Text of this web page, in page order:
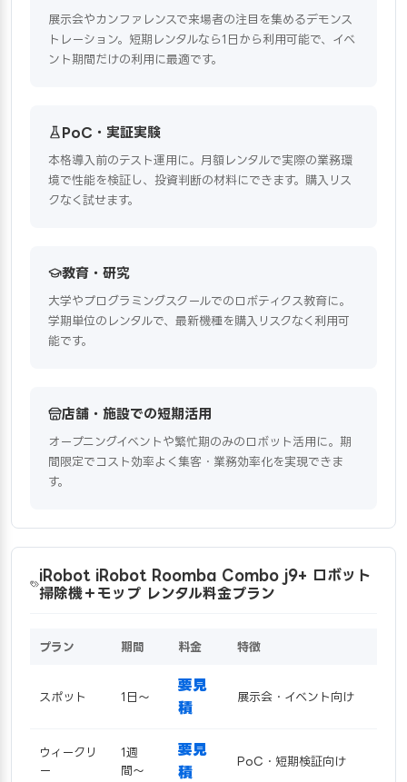
展示会やカンファレンスで来場者の注目を集めるデモンス
トレーション。短期レンタルなら1日から利用可能で、イベ
ント期間だけの利用に最適です。
PoC・実証実験
本格導入前のテスト運用に。月額レンタルで実際の業務環
境で性能を検証し、投資判断の材料にできます。購入リス
クなく試せます。
教育・研究
大学やプログラミングスクールでのロボティクス教育に。
学期単位のレンタルで、最新機種を購入リスクなく利用可
能です。
店舗・施設での短期活用
オープニングイベントや繁忙期のみのロボット活用に。期
間限定でコスト効率よく集客・業務効率化を実現できま
す。
iRobot iRobot Roomba Combo j9+ ロボット
掃除機＋モップ レンタル料金プラン
プラン 期間 料金 特徴
スポット 1日〜
要見
積
展示会・イベント向け
ウィークリ
ー
1週
間〜
要見
積
PoC・短期検証向け